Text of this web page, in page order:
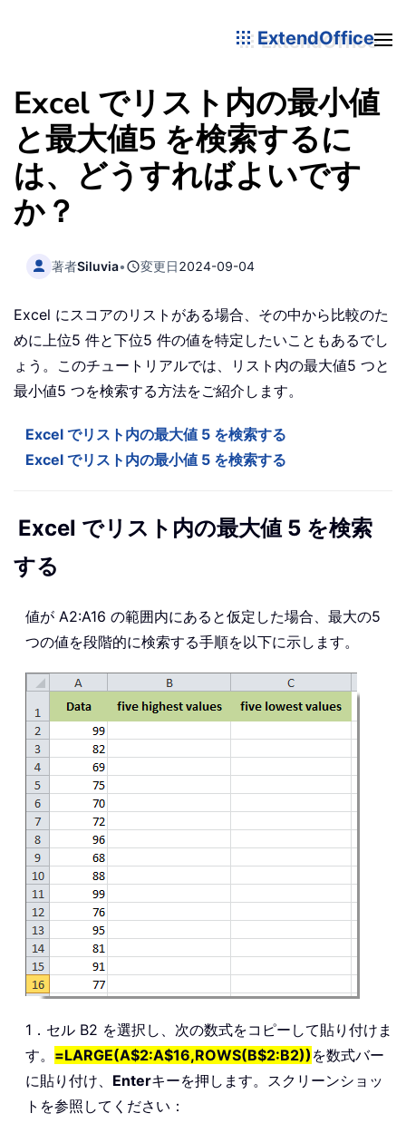
ExtendOffice
Excel でリスト内の最小値
と最大値5 を検索するに
は、どうすればよいです
か？
著者Siluvia• 変更日2024-09-04
Excel にスコアのリストがある場合、その中から比較のた
めに上位5 件と下位5 件の値を特定したいこともあるでし
ょう。このチュートリアルでは、リスト内の最大値5 つと
最小値5 つを検索する方法をご紹介します。
Excel でリスト内の最大値 5 を検索する
Excel でリスト内の最小値 5 を検索する
Excel でリスト内の最大値 5 を検索
する
値が A2:A16 の範囲内にあると仮定した場合、最大の5
つの値を段階的に検索する手順を以下に示します。
1．セル B2 を選択し、次の数式をコピーして貼り付けま
す。 =LARGE(A$2:A$16,ROWS(B$2:B2)) を数式バー
に貼り付け、 Enterキーを押します。スクリーンショッ
トを参照してください：